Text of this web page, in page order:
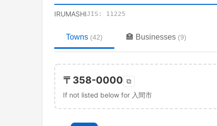
IRUMASHIJIS: 11225
Towns (42) 🏣 Businesses (9)
〒 358-0000 ⧉
If not listed below for 入間市